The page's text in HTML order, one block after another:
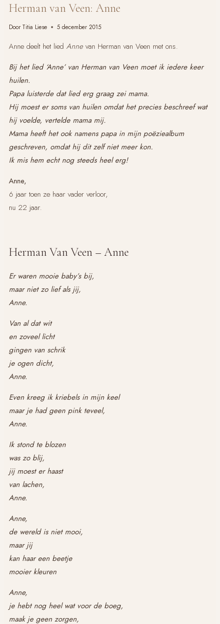
Herman van Veen: Anne
Door Titia Liese 5 december 2015
Anne deelt het lied Anne van Herman van Veen met ons.
Bij het lied ‘Anne’ van Herman van Veen moet ik iedere keer
huilen.
Papa luisterde dat lied erg graag zei mama.
Hij moest er soms van huilen omdat het precies beschreef wat
hij voelde, vertelde mama mij.
Mama heeft het ook namens papa in mijn poëziealbum
geschreven, omdat hij dit zelf niet meer kon.
Ik mis hem echt nog steeds heel erg!
Anne,
6 jaar toen ze haar vader verloor,
nu 22 jaar.
Herman Van Veen – Anne
Er waren mooie baby’s bij,
maar niet zo lief als jij,
Anne.
Van al dat wit
en zoveel licht
gingen van schrik
je ogen dicht,
Anne.
Even kreeg ik kriebels in mijn keel
maar je had geen pink teveel,
Anne.
Ik stond te blozen
was zo blij,
jij moest er haast
van lachen,
Anne.
Anne,
de wereld is niet mooi,
maar jij
kan haar een beetje
mooier kleuren
Anne,
je hebt nog heel wat voor de boeg,
maak je geen zorgen,